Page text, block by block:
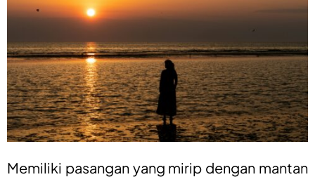
Memiliki pasangan yang mirip dengan mantan